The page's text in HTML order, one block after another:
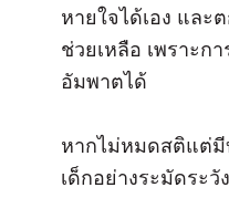
หายใจได้เอง และ
ช่วยเหลือ เพราะก
อัมพาตได้
หากไม่หมดสติแต่มี
เด็กอย่างระมัดระ